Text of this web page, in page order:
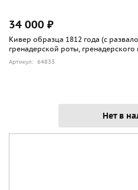
34 000 ₽
Кивер образца 1812 года (с
гренадерской роты, гренадерского
Артикул: 64833
Нет в